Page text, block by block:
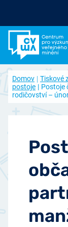
Domov Tiskové
postoje
Postoje
rodičovství –